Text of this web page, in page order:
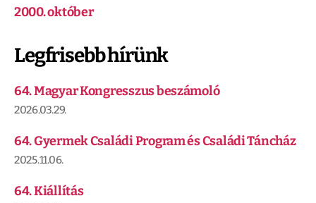
2000. október
Legfrisebb hírünk
64. Magyar Kongresszus beszámoló
2026.03.29.
64. Gyermek Családi Program és Családi Táncház
2025.11.06.
64. Kiállítás